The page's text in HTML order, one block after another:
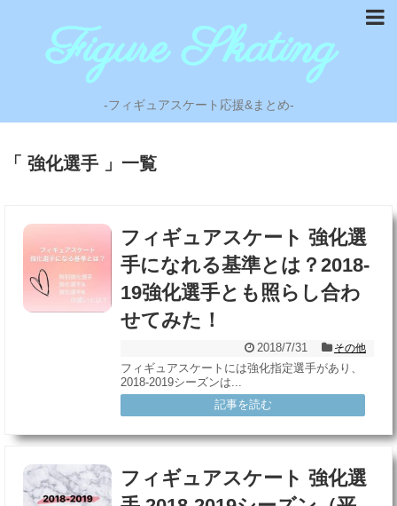
-フィギュアスケート応援&まとめ-
「 強化選手 」一覧
フィギュアスケート 強化選
手になれる基準とは？2018-
19強化選手とも照らし合わ
せてみた！
2018/7/31 その他
フィギュアスケートには強化指定選手があり、
2018-2019シーズンは...
記事を読む
フィギュアスケート 強化選